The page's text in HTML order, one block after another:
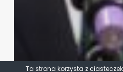
Ta strona korzysta z